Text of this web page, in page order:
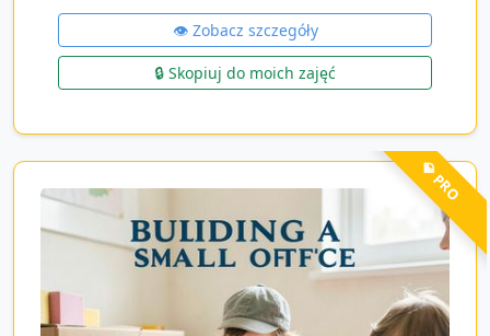
👁️ Zobacz szczegóły
🔒 Skopiuj do moich zajęć
💎 PRO